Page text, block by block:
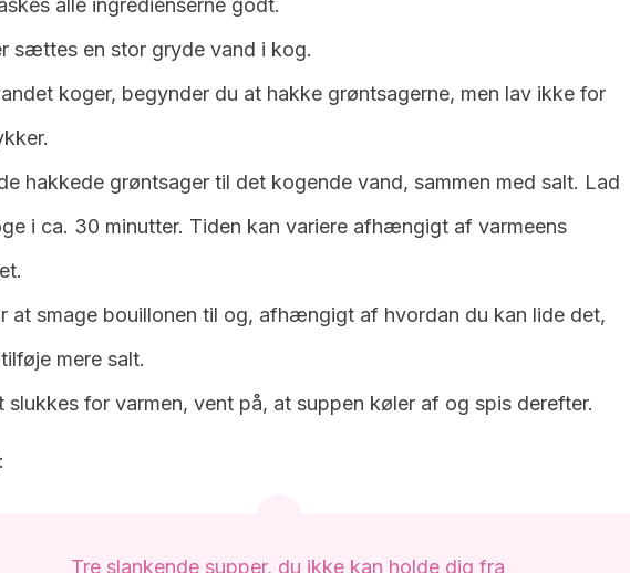
alle ingredienserne godt.
sættes en stor gryde vand i kog.
koger, begynder du at hakke grøntsagerne, men lav ikke for
hakkede grøntsager til det kogende vand, sammen med salt. Lad
i ca. 30 minutter. Tiden kan variere afhængigt af varmeens
at smage bouillonen til og, afhængigt af hvordan du kan lide det,
mere salt.
slukkes for varmen, vent på, at suppen køler af og spis derefter.
Tre slankende supper, du ikke kan holde dig fra